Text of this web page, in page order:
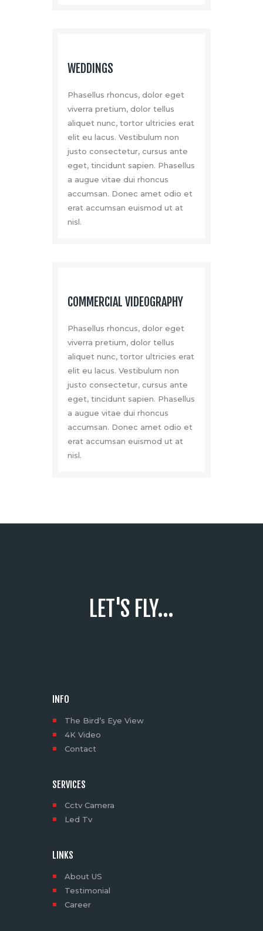
WEDDINGS
Phasellus rhoncus, dolor eget
viverra pretium, dolor tellus
aliquet nunc, tortor ultricies erat
elit eu lacus. Vestibulum non
justo consectetur, cursus ante
eget, tincidunt sapien. Phasellus
a augue vitae dui rhoncus
accumsan. Donec amet odio et
erat accumsan euismod ut at
nisl.
COMMERCIAL VIDEOGRAPHY
Phasellus rhoncus, dolor eget
viverra pretium, dolor tellus
aliquet nunc, tortor ultricies erat
elit eu lacus. Vestibulum non
justo consectetur, cursus ante
eget, tincidunt sapien. Phasellus
a augue vitae dui rhoncus
accumsan. Donec amet odio et
erat accumsan euismod ut at
nisl.
LET'S FLY...
INFO
The Bird’s Eye View
4K Video
Contact
SERVICES
Cctv Camera
Led Tv
LINKS
About US
Testimonial
Career